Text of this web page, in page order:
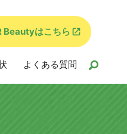
Beautyはこちら
よくある質問